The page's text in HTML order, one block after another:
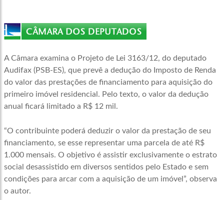
A Câmara examina o Projeto de Lei 3163/12, do deputado
Audifax (PSB-ES), que prevê a dedução do Imposto de Renda
do valor das prestações de financiamento para aquisição do
primeiro imóvel residencial. Pelo texto, o valor da dedução
anual ficará limitado a R$ 12 mil.
“O contribuinte poderá deduzir o valor da prestação de seu
financiamento, se esse representar uma parcela de até R$
1.000 mensais. O objetivo é assistir exclusivamente o estrato
social desassistido em diversos sentidos pelo Estado e sem
condições para arcar com a aquisição de um imóvel”, observa
o autor.